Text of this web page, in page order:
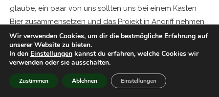
glaube, ein paar von uns sollten uns bei einem Kasten
Bier zusammensetzen und das Projekt in Angriff nehmen.
Leider habe ich keine Website, sodass du mich nicht
featuren kannst. Die Sache mit dem oefter, aber weniger
Text posten find ich gut. Damit haeltst du mich zwar
oefter, aber nicht so lange von der Arbeit ab.
Wir verwenden Cookies, um dir die bestmögliche Erfahrung auf
unserer Website zu bieten.
In den Einstellungen kannst du erfahren, welche Cookies wir
verwenden oder sie ausschalten.
Zustimmen Ablehnen Einstellungen